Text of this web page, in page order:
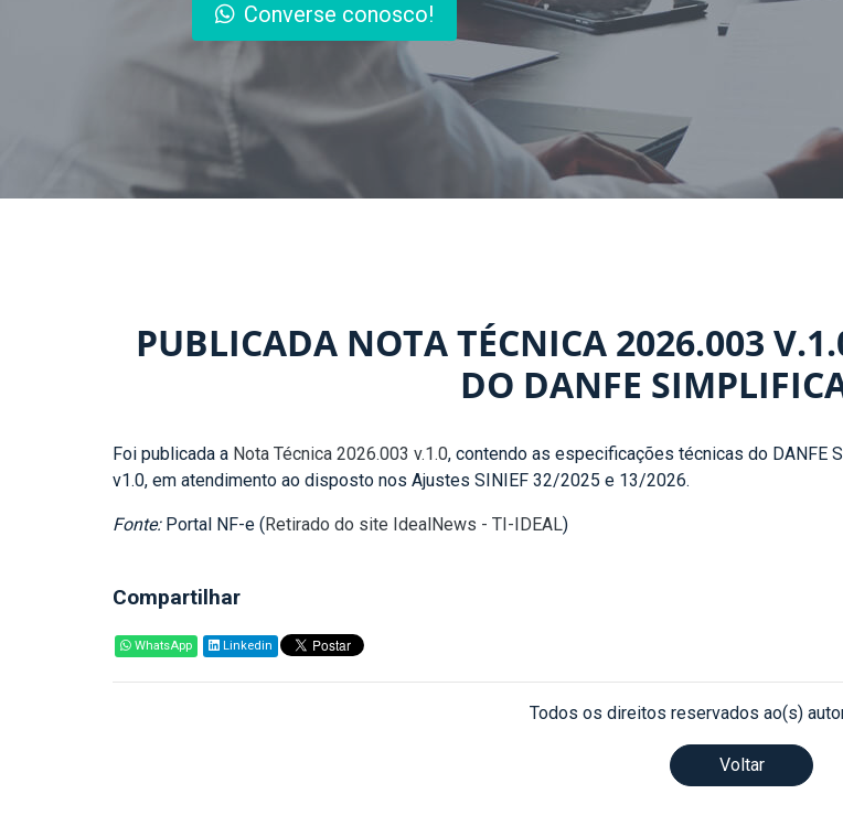
Converse conosco!
PUBLICADA NOTA TÉCNICA 2026.003
DO DANFE
Foi publicada a Nota Técnica 2026.003 v.1.0, contendo as especificações técnicas do DANFE
v1.0, em atendimento ao disposto nos Ajustes SINIEF 32/2025 e 13/2026.
Fonte:Portal NF-e (Retirado do site IdealNews - TI-IDEAL)
Compartilhar
WhatsApp Linkedin
Todos os direitos reservados ao(s)
Voltar